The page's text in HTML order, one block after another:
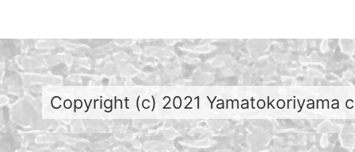
Copyright (c) 2021 Yamatokoriyama